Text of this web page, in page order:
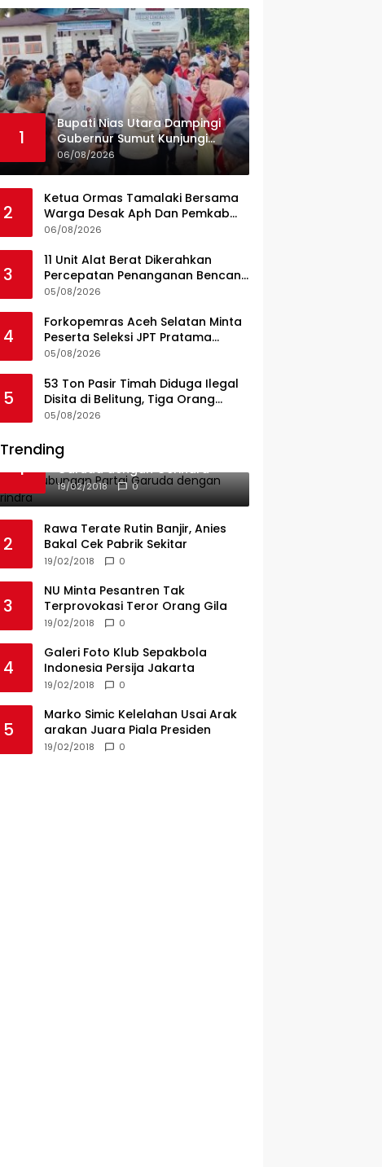
1
Bupati Nias Utara Dampingi
Gubernur Sumut Kunjungi
UPTD Puskesmas Lahewa
06/08/2026
2
Ketua Ormas Tamalaki Bersama
Warga Desak Aph Dan Pemkab
Konsel Tangkap Pelaku Angkut
PT KAP Melintas Jalan Umum
06/08/2026
3
11 Unit Alat Berat Dikerahkan
Percepatan Penanganan Bencana
di Kelurahan Sipange Kecamatan
05/08/2026
4
Forkopemras Aceh Selatan Minta
Peserta Seleksi JPT Pratama
Andalkan Kompetensi dan
05/08/2026
5
53 Ton Pasir Timah Diduga Ilegal
Disita di Belitung, Tiga Orang
Diamankan, Dua Masih Diburu
05/08/2026
Trending
1
Ini Dia Hubungan Partai
Garuda dengan Gerindra
19/02/2018 0
2
Rawa Terate Rutin Banjir, Anies
Bakal Cek Pabrik Sekitar
19/02/2018 0
3
NU Minta Pesantren Tak
Terprovokasi Teror Orang Gila
19/02/2018 0
4
Galeri Foto Klub Sepakbola
Indonesia Persija Jakarta
19/02/2018 0
5
Marko Simic Kelelahan Usai Arak
arakan Juara Piala Presiden
19/02/2018 0